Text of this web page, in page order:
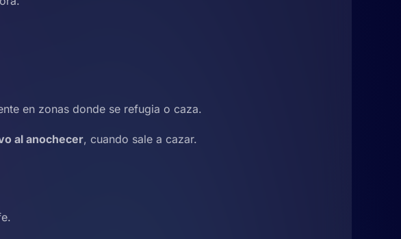
en zonas donde se refugia o caza.
al anochecer, cuando sale a cazar.